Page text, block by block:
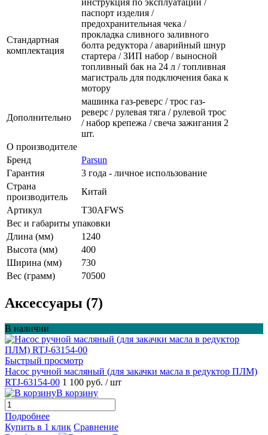
Стандартная
комплектация
паспорт изделия /
предохранительная чека /
прокладка сливного заливного
болта редуктора / аварийный шнур
стартера / ЗИП набор / выносной
топливный бак на 24 л / топливная
магистраль для подключения бака к
мотору
Дополнительно
машинка газ-реверс / трос газ-
реверс / рулевая тяга / рулевой трос
/ набор крепежа / свеча зажигания 2
шт.
О производителе
Бренд
Parsun
Гарантия
3 года - личное использование
Страна
производитель
Китай
Артикул
T30AFWS
Вес и габариты упаковки
Длина (мм)
1240
Высота (мм)
400
Ширина (мм)
730
Вес (грамм)
70500
Аксессуары (7)
В наличии
Быстрый просмотр
Насос ручной масляный (для закачки масла в редуктор ПЛМ)
RTJ-63154-00 1 100 руб. / шт
В корзину
Подробнее
Купить в 1 клик Сравнение